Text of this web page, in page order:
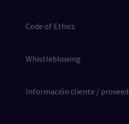
Code of Ethics
Whistleblowing
Información cliente /